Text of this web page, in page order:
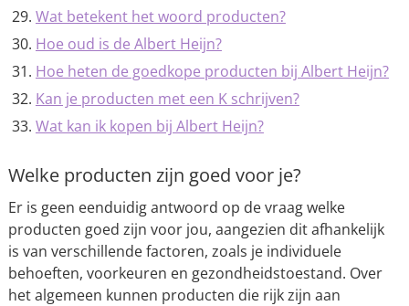
Wat betekent het woord producten?
Hoe oud is de Albert Heijn?
Hoe heten de goedkope producten bij Albert Heijn?
Kan je producten met een K schrijven?
Wat kan ik kopen bij Albert Heijn?
Welke producten zijn goed voor je?
Er is geen eenduidig antwoord op de vraag welke
producten goed zijn voor jou, aangezien dit afhankelijk
is van verschillende factoren, zoals je individuele
behoeften, voorkeuren en gezondheidstoestand. Over
het algemeen kunnen producten die rijk zijn aan